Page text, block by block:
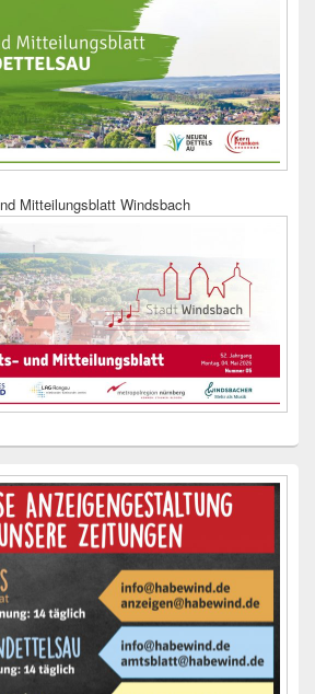
Mitteilungsblatt Windsbach